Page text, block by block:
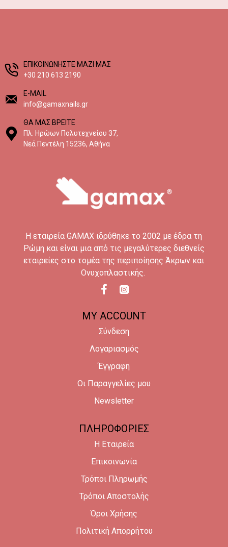
EΠΙΚΟΙΝΩΝΗΣΤΕ ΜΑΖΙ ΜΑΣ
+30 210 613 2190
E-MAIL
info@gamaxnails.gr
ΘΑ ΜΑΣ ΒΡΕΙΤΕ
Πλ. Ηρώων Πολυτεχνείου 37,
Νεά Πεντέλη 15236, Αθήνα
H εταιρεία GAMAX ιδρύθηκε το 2002 με έδρα τη
Ρώμη και είναι μια από τις μεγαλύτερες διεθνείς
εταιρείες στο τομέα της περιποίησης Άκρων και
Ονυχοπλαστικής.
MY ACCOUNT
Σύνδεση
Λογαριασμός
Έγγραφη
Οι Παραγγελίες μου
Newsletter
ΠΛΗΡΟΦΟΡΙΕΣ
Η Εταιρεία
Επικοινωνία
Τρόποι Πληρωμής
Τρόποι Αποστολής
Όροι Χρήσης
Πολιτική Απορρήτου